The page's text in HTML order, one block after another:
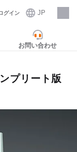
グイン JP
採用情報
お問い合わせ
プリート版